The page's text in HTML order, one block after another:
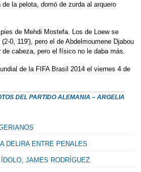
la pelota, domó de zurda al arquero
de Mehdi Mostefa. Los de Loew se
0, 119′), pero el de Abdelmoumene Djabou
cabeza, pero el físico no le daba más.
de la FIFA Brasil 2014 el viernes 4 de
DEL PARTIDO ALEMANIA – ARGELIA
DELIRA ENTRE PENALES
JAMES RODRÍGUEZ